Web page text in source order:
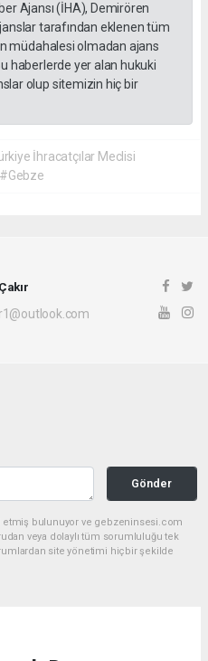
Ajansı (İHA), Demirören
tarafından eklenen tüm
müdahalesi olmadan ajans
haberlerde yer alan hukuki
olup sitemizin hiç bir
İhracatçılar Meclisi
#Gebze
Gönder
etmiş bulunuyor ve gebzeninsesi.com
veya dolaylı tüm sorumluluğu tek
site yönetimi hiçbir şekilde